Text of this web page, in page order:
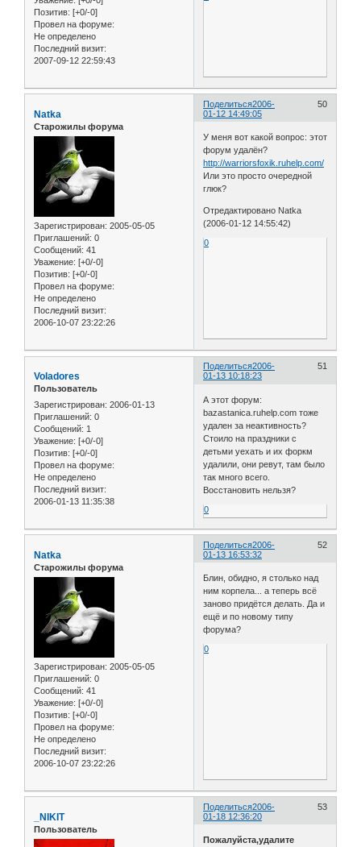
Позитив: [+0/-0]
Провел на форуме:
Не определено
Последний визит:
2007-09-12 22:59:43
Поделиться 50
2006-
01-12 14:49:05
Natka
Старожилы форума
Зарегистрирован: 2005-05-05
Приглашений: 0
Сообщений: 41
Уважение: [+0/-0]
Позитив: [+0/-0]
Провел на форуме:
Не определено
Последний визит:
2006-10-07 23:22:26
У меня вот какой вопрос: этот
форум удалён?
http://warriorsfoxik.ruhelp.com/
Или это просто очередной
глюк?
Отредактировано Natka
(2006-01-12 14:55:42)
0
Поделиться 51
2006-
01-13 10:18:23
Voladores
Пользователь
Зарегистрирован: 2006-01-13
Приглашений: 0
Сообщений: 1
Уважение: [+0/-0]
Позитив: [+0/-0]
Провел на форуме:
Не определено
Последний визит:
2006-01-13 11:35:38
А этот форум:
bazastanica.ruhelp.com тоже
удален за неактивность?
Стоило на праздники с
детьми уехать и их форкм
удалили, они ревут, там было
так много всего.
Восстановить нельзя?
0
Поделиться 52
2006-
01-13 16:53:32
Natka
Старожилы форума
Зарегистрирован: 2005-05-05
Приглашений: 0
Сообщений: 41
Уважение: [+0/-0]
Позитив: [+0/-0]
Провел на форуме:
Не определено
Последний визит:
2006-10-07 23:22:26
Блин, обидно, я столько над
ним корпела... а теперь всё
заново придётся делать. Да и
ещё и по новому типу
форума?
0
Поделиться 53
2006-
01-18 12:36:20
_NIKIT
Пользователь
Пожалуйста,удалите